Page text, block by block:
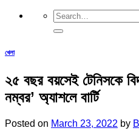
খেলা
২৫ বছর বয়সেই টেনিসকে
নম্বর’ অ্যাশলে বার্টি
Posted on March 23, 2022 by